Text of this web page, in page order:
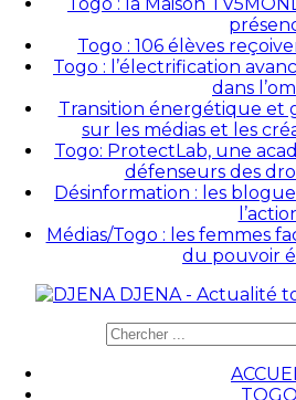
Togo : 106 élèves
Togo : l’électrification
dans
Transition énergétique et
sur les médias et les
Togo: ProtectLab, une
défenseurs des
Désinformation : les
Médias/Togo : les femmes
du pouvoir
DJENA - Actualité
TOGO